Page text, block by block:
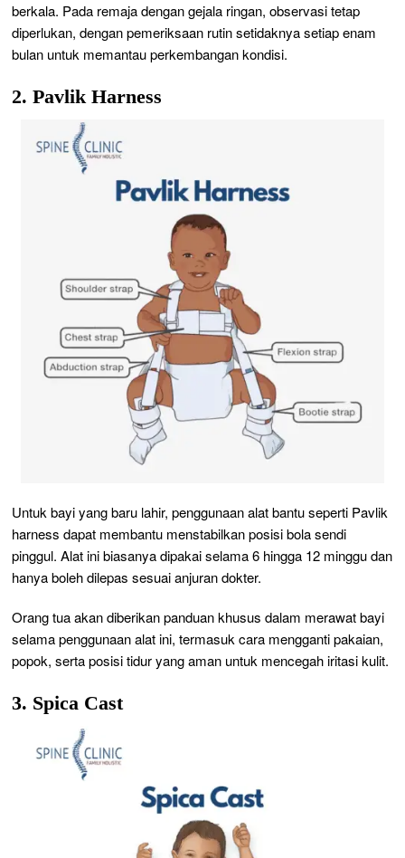
berkala. Pada remaja dengan gejala ringan, observasi tetap
diperlukan, dengan pemeriksaan rutin setidaknya setiap enam
bulan untuk memantau perkembangan kondisi.
2. Pavlik Harness
Untuk bayi yang baru lahir, penggunaan alat bantu seperti Pavlik
harness dapat membantu menstabilkan posisi bola sendi
pinggul. Alat ini biasanya dipakai selama 6 hingga 12 minggu dan
hanya boleh dilepas sesuai anjuran dokter.
Orang tua akan diberikan panduan khusus dalam merawat bayi
selama penggunaan alat ini, termasuk cara mengganti pakaian,
popok, serta posisi tidur yang aman untuk mencegah iritasi kulit.
3. Spica Cast